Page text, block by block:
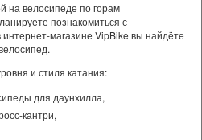
на велосипеде по горам
познакомиться с
магазине VipBike вы найдёте
и стиля катания:
для даунхилла,
кантри,